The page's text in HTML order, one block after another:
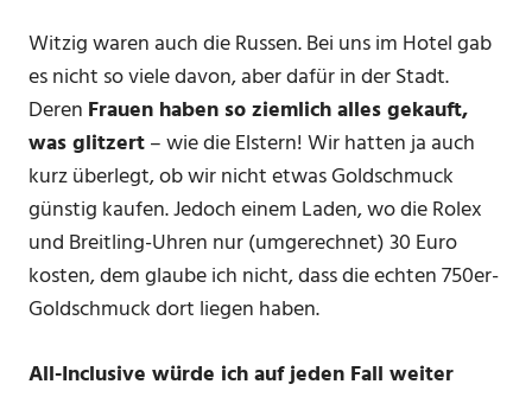
Witzig waren auch die Russen. Bei uns im Hotel gab
es nicht so viele davon, aber dafür in der Stadt.
Deren Frauen haben so ziemlich alles gekauft,
was glitzert– wie die Elstern! Wir hatten ja auch
kurz überlegt, ob wir nicht etwas Goldschmuck
günstig kaufen. Jedoch einem Laden, wo die Rolex
und Breitling-Uhren nur (umgerechnet) 30 Euro
kosten, dem glaube ich nicht, dass die echten 750er-
Goldschmuck dort liegen haben.
All-Inclusive würde ich auf jeden Fall weiter